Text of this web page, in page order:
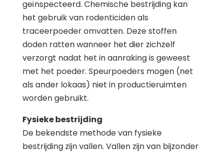
geïnspecteerd. Chemische bestrijding kan
het gebruik van rodenticiden als
traceerpoeder omvatten. Deze stoffen
doden ratten wanneer het dier zichzelf
verzorgt nadat het in aanraking is geweest
met het poeder. Speurpoeders mogen (net
als ander lokaas) niet in productieruimten
worden gebruikt.
Fysieke bestrijding
De bekendste methode van fysieke
bestrijding zijn vallen. Vallen zijn van bijzonder